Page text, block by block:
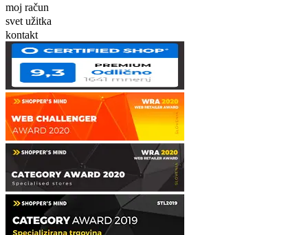
moj račun
svet užitka
kontakt